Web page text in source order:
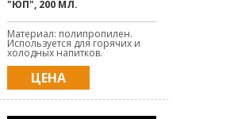
"ЮП", 200 МЛ.
Материал: полипропилен.
Используется для горячих и
холодных напитков.
ЦЕНА